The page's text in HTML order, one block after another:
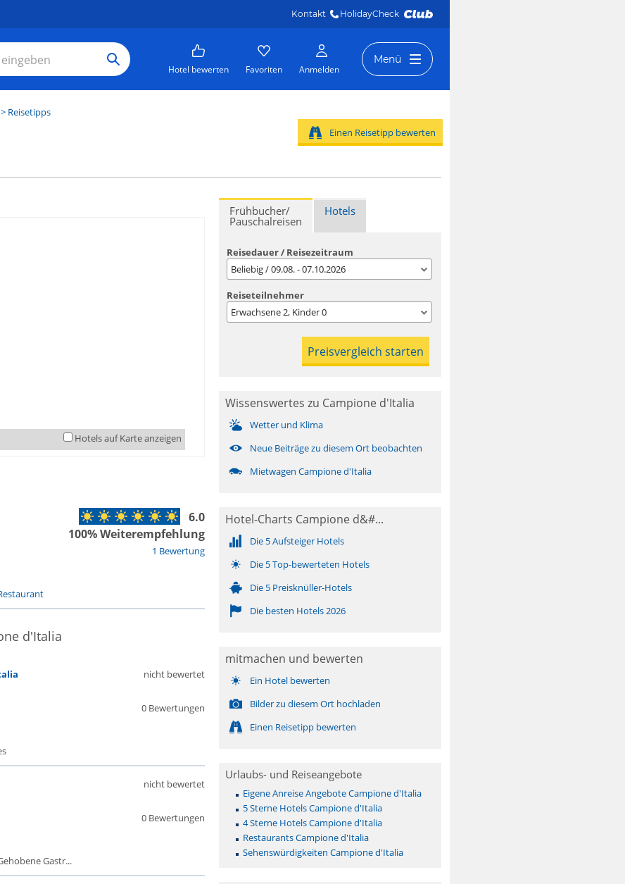
Kontakt HolidayCheck
Hotel bewerten Favoriten Anmelden
Menü
Reisetipps
Einen Reisetipp bewerten
Hotels auf Karte anzeigen
1 Bewertung
6.0
100% Weiterempfehlung
d'Italia
0 Bewertungen
nicht bewertet
0 Bewertungen
nicht bewertet
Gastr...
Frühbucher/
Pauschalreisen
Hotels
Reisedauer / Reisezeitraum
Beliebig / 09.08. - 07.10.2026
Reiseteilnehmer
Erwachsene2, Kinder0
Wissenswertes zu Campione d'Italia
Wetter und Klima
Neue Beiträge zu diesem Ort beobachten
Mietwagen Campione d'Italia
Hotel-Charts Campione d&#...
Die 5 Aufsteiger Hotels
Die 5 Top-bewerteten Hotels
Die 5 Preisknüller-Hotels
Die besten Hotels 2026
mitmachen und bewerten
Ein Hotel bewerten
Bilder zu diesem Ort hochladen
Einen Reisetipp bewerten
Urlaubs- und Reiseangebote
Eigene Anreise Angebote Campione d'Italia
5 Sterne Hotels Campione d'Italia
4 Sterne Hotels Campione d'Italia
Restaurants Campione d'Italia
Sehenswürdigkeiten Campione d'Italia